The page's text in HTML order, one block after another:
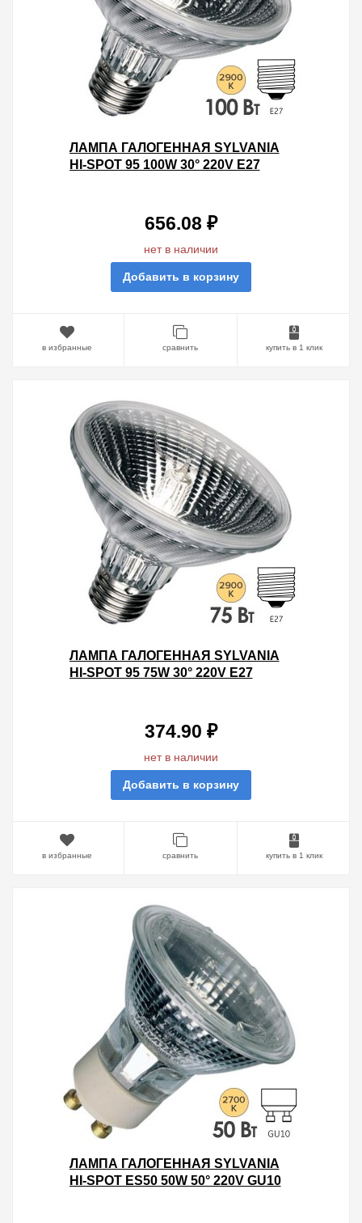
ЛАМПА ГАЛОГЕННАЯ SYLVANIA
HI-SPOT 95 100W 30° 220V E27
656.08 ₽
нет в наличии
Добавить в корзину
в избранные сравнить купить в 1 клик
ЛАМПА ГАЛОГЕННАЯ SYLVANIA
HI-SPOT 95 75W 30° 220V E27
374.90 ₽
нет в наличии
Добавить в корзину
в избранные сравнить купить в 1 клик
ЛАМПА ГАЛОГЕННАЯ SYLVANIA
HI-SPOT ES50 50W 50° 220V GU10